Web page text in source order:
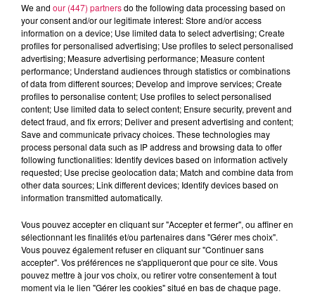
EDMONDE BOUREL, CO-GÉRANTE DU REX DE
SOLRE-LE-CHÂTEAU
Écouter le podcast
À L'ANTENNE
We and our (447) partnersdo the following data processing based on
your consent and/or our legitimate interest: Store and/or access
information on a device; Use limited data to select advertising; Create
profiles for personalised advertising; Use profiles to select personalised
advertising; Measure advertising performance; Measure content
performance; Understand audiences through statistics or combinations
of data from different sources; Develop and improve services; Create
profiles to personalise content; Use profiles to select personalised
content; Use limited data to select content; Ensure security, prevent and
detect fraud, and fix errors; Deliver and present advertising and content;
Save and communicate privacy choices. These technologies may
process personal data such as IP address and browsing data to offer
following functionalities: Identify devices based on information actively
requested; Use precise geolocation data; Match and combine data from
other data sources; Link different devices; Identify devices based on
information transmitted automatically.
Vous pouvez accepter en cliquant sur "Accepter et fermer", ou affiner en
sélectionnant les finalités et/ou partenaires dans "Gérer mes choix".
Vous pouvez également refuser en cliquant sur "Continuer sans
accepter". Vos préférences ne s'appliqueront que pour ce site. Vous
pouvez mettre à jour vos choix, ou retirer votre consentement à tout
moment via le lien "Gérer les cookies" situé en bas de chaque page.